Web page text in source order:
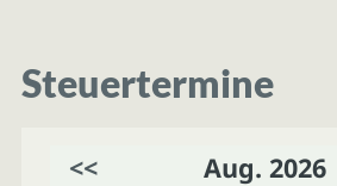
Steuertermine
<< Aug. 2026